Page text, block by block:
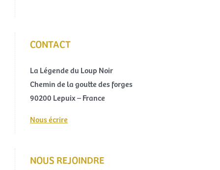
CONTACT
La Légende du Loup Noir
Chemin de la goutte des forges
90200 Lepuix – France
Nous écrire
NOUS REJOINDRE